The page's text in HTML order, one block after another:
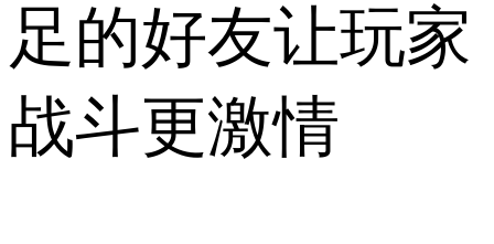
足的好友让玩家
战斗更激情